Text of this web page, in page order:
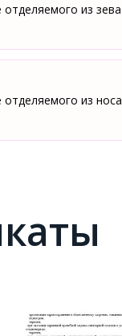
из зева
отделяемого из носа